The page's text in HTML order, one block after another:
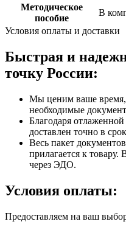
Методическое
пособие
В
Условия оплаты и доставки
Быстрая и
точку России:
Мы ценим ваше время,
необходимые
Благодаря отлаженной
доставлен точно в
Весь пакет
прилагается к
через ЭДО.
Условия оплаты:
Предоставляем на ваш